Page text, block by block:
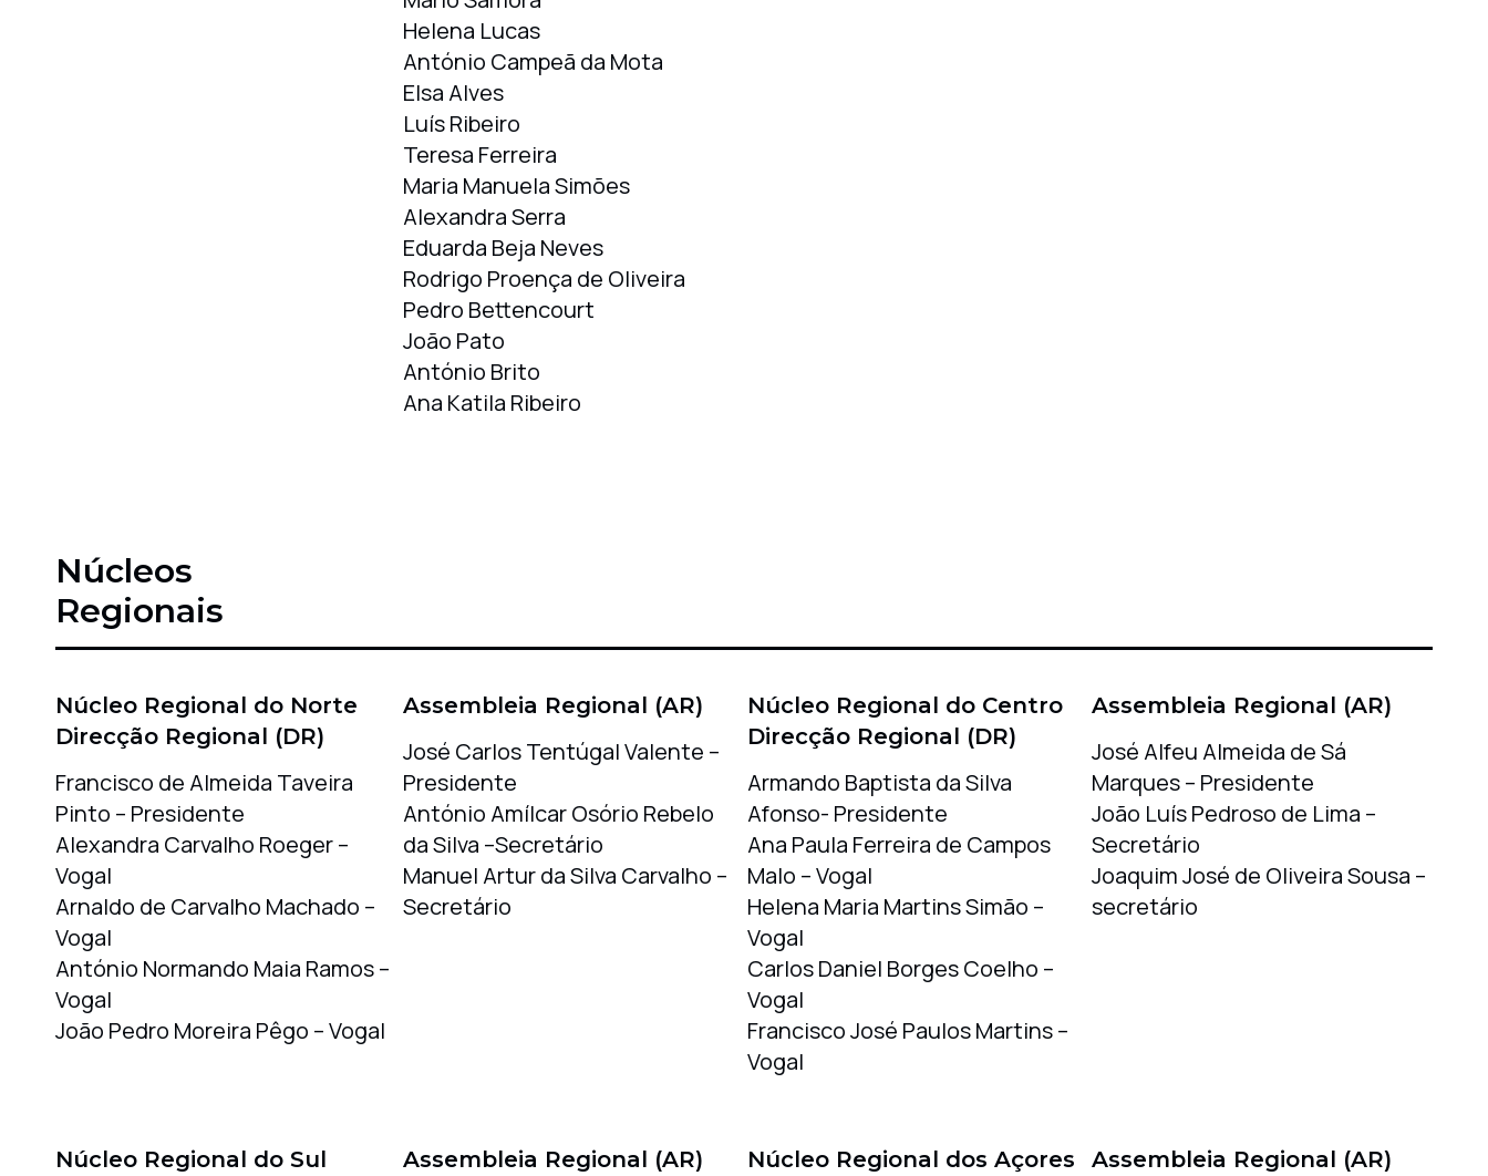
Helena Lucas
António Campeã da Mota
Elsa Alves
Luís Ribeiro
Teresa Ferreira
Maria Manuela Simões
Alexandra Serra
Eduarda Beja Neves
Rodrigo Proença de Oliveira
Pedro Bettencourt
João Pato
António Brito
Ana Katila Ribeiro
Núcleos
Regionais
Núcleo Regional do Norte
Direcção Regional (DR)
Francisco de Almeida Taveira
Pinto – Presidente
Alexandra Carvalho Roeger –
Vogal
Arnaldo de Carvalho Machado –
Vogal
António Normando Maia Ramos –
Vogal
João Pedro Moreira Pêgo – Vogal
Assembleia Regional (AR)
José Carlos Tentúgal Valente –
Presidente
António Amílcar Osório Rebelo
da Silva –Secretário
Manuel Artur da Silva Carvalho –
Secretário
Núcleo Regional do Centro
Direcção Regional (DR)
Armando Baptista da Silva
Afonso- Presidente
Ana Paula Ferreira de Campos
Malo – Vogal
Helena Maria Martins Simão –
Vogal
Carlos Daniel Borges Coelho –
Vogal
Francisco José Paulos Martins –
Vogal
Assembleia Regional (AR)
José Alfeu Almeida de Sá
Marques – Presidente
João Luís Pedroso de Lima –
Secretário
Joaquim José de Oliveira Sousa –
secretário
Núcleo Regional do Sul
Assembleia Regional (AR)
Núcleo Regional dos Açores
Assembleia Regional (AR)